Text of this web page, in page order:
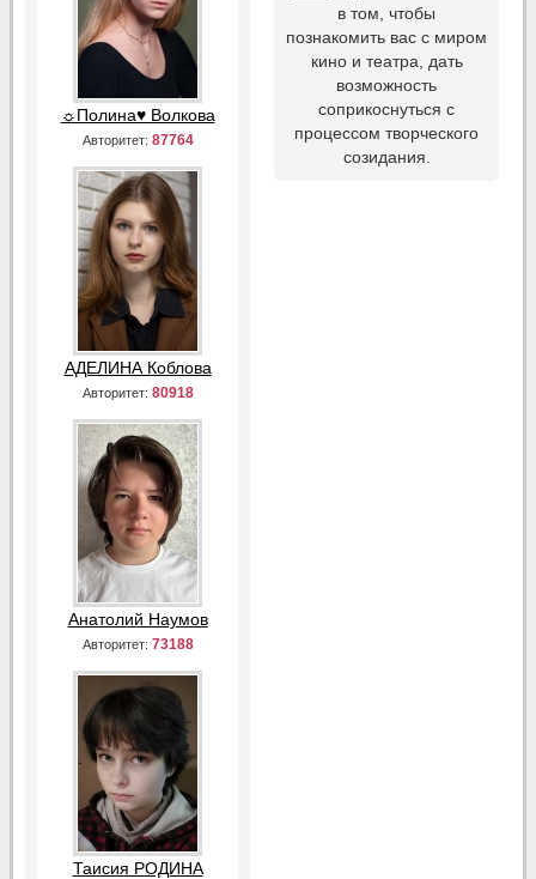
☼Полина♥ Волкова
Авторитет: 87764
АДЕЛИНА Коблова
Авторитет: 80918
Анатолий Наумов
Авторитет: 73188
Таисия РОДИНА
в том, чтобы
познакомить вас с миром
кино и театра, дать
возможность
соприкоснуться с
процессом творческого
созидания.